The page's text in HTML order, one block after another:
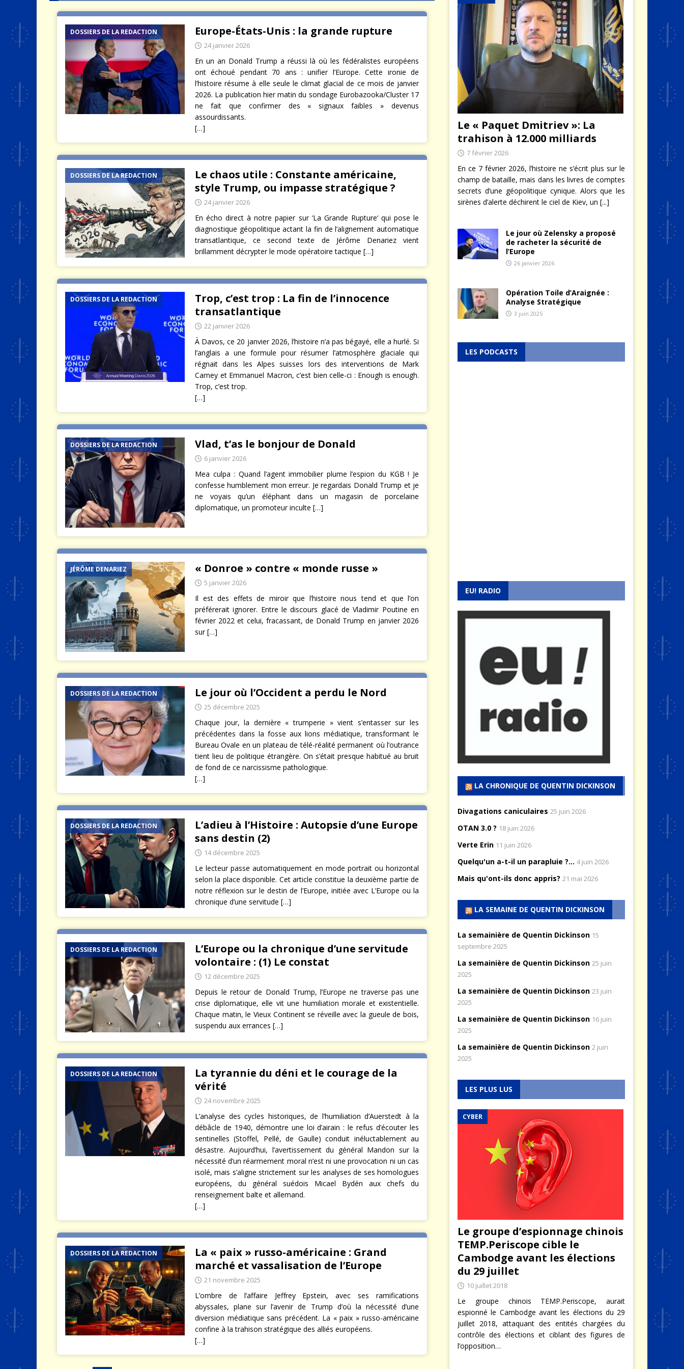
[ 4 août 2026 ] Quand la crise arbitre à notre place JÉRÔME DENARIEZ
DOSSIERS DE LA REDACTION Europe-États-Unis : la grande rupture
24 janvier 2026
En un an Donald Trump a réussi là où les fédéralistes européens
ont échoué pendant 70 ans : unifier l’Europe. Cette ironie de
l’histoire résume à elle seule le climat glacial de ce mois de janvier
2026. La publication hier matin du sondage Eurobazooka/Cluster 17
ne fait que confirmer des « signaux faibles » devenus
assourdissants.
[…]
DOSSIERS DE LA REDACTION
Le chaos utile : Constante américaine,
style Trump, ou impasse stratégique ?
24 janvier 2026
En écho direct à notre papier sur ‘La Grande Rupture‘ qui pose le
diagnostique géopolitique actant la fin de l’alignement automatique
transatlantique, ce second texte de Jérôme Denariez vient
brillamment décrypter le mode opératoire tactique […]
DOSSIERS DE LA REDACTION
Trop, c’est trop : La fin de l’innocence
transatlantique
22 janvier 2026
À Davos, ce 20 janvier 2026, l’histoire n’a pas bégayé, elle a hurlé. Si
l’anglais a une formule pour résumer l’atmosphère glaciale qui
régnait dans les Alpes suisses lors des interventions de Mark
Carney et Emmanuel Macron, c’est bien celle-ci : Enough is enough.
Trop, c’est trop.
[…]
DOSSIERS DE LA REDACTION Vlad, t’as le bonjour de Donald
6 janvier 2026
Mea culpa : Quand l’agent immobilier plume l’espion du KGB ! Je
confesse humblement mon erreur. Je regardais Donald Trump et je
ne voyais qu’un éléphant dans un magasin de porcelaine
diplomatique, un promoteur inculte […]
JÉRÔME DENARIEZ « Donroe » contre « monde russe »
5 janvier 2026
Il est des effets de miroir que l’histoire nous tend et que l’on
préférerait ignorer. Entre le discours glacé de Vladimir Poutine en
février 2022 et celui, fracassant, de Donald Trump en janvier 2026
sur[…]
DOSSIERS DE LA REDACTION Le jour où l’Occident a perdu le Nord
25 décembre 2025
Chaque jour, la dernière « trumperie » vient s’entasser sur les
précédentes dans la fosse aux lions médiatique, transformant le
Bureau Ovale en un plateau de télé-réalité permanent où l’outrance
tient lieu de politique étrangère. On s’était presque habitué au bruit
de fond de ce narcissisme pathologique.
[…]
DOSSIERS DE LA REDACTION
L’adieu à l’Histoire : Autopsie d’une Europe
sans destin (2)
14 décembre 2025
Le lecteur passe automatiquement en mode portrait ou horizontal
selon la place disponible. Cet article constitue la deuxième partie de
notre réflexion sur le destin de l’Europe, initiée avec L’Europe ou la
chronique d’une servitude […]
DOSSIERS DE LA REDACTION
L’Europe ou la chronique d’une servitude
volontaire : (1) Le constat
12 décembre 2025
Depuis le retour de Donald Trump, l’Europe ne traverse pas une
crise diplomatique, elle vit une humiliation morale et existentielle.
Chaque matin, le Vieux Continent se réveille avec la gueule de bois,
suspendu aux errances […]
DOSSIERS DE LA REDACTION
La tyrannie du déni et le courage de la
vérité
24 novembre 2025
L’analyse des cycles historiques, de l’humiliation d’Auerstedt à la
débâcle de 1940, démontre une loi d’airain : le refus d’écouter les
sentinelles (Stoffel, Pellé, de Gaulle) conduit inéluctablement au
désastre. Aujourd’hui, l’avertissement du général Mandon sur la
nécessité d’un réarmement moral n’est ni une provocation ni un cas
isolé, mais s’aligne strictement sur les analyses de ses homologues
européens, du général suédois Micael Bydén aux chefs du
renseignement balte et allemand.
[…]
DOSSIERS DE LA REDACTION
La « paix » russo-américaine : Grand
marché et vassalisation de l’Europe
21 novembre 2025
L’ombre de l’affaire Jeffrey Epstein, avec ses ramifications
abyssales, plane sur l’avenir de Trump d’où la nécessité d’une
diversion médiatique sans précédent. La « paix » russo-américaine
confine à la trahison stratégique des alliés européens.
[…]
Le « Paquet Dmitriev »: La
trahison à 12.000 milliards
7 février 2026
En ce 7 février 2026, l’histoire ne s’écrit plus sur le
champ de bataille, mais dans les livres de comptes
secrets d’une géopolitique cynique. Alors que les
sirènes d’alerte déchirent le ciel de Kiev, un [...]
Le jour où Zelensky a proposé
de racheter la sécurité de
l’Europe
26 janvier 2026
Opération Toile d’Araignée :
Analyse Stratégique
3 juin 2025
LES PODCASTS
EU! RADIO
LA CHRONIQUE DE QUENTIN DICKINSON
Divagations caniculaires 25 juin 2026
OTAN 3.0 ? 18 juin 2026
Verte Erin 11 juin 2026
Quelqu'un a-t-il un parapluie ?... 4 juin 2026
Mais qu'ont-ils donc appris? 21 mai 2026
LA SEMAINE DE QUENTIN DICKINSON
La semainière de Quentin Dickinson 15
septembre 2025
La semainière de Quentin Dickinson 25 juin
2025
La semainière de Quentin Dickinson 23 juin
2025
La semainière de Quentin Dickinson 16 juin
2025
La semainière de Quentin Dickinson 2 juin
2025
LES PLUS LUS
CYBER
Le groupe d’espionnage chinois
TEMP.Periscope cible le
Cambodge avant les élections
du 29 juillet
10 juillet 2018
Le groupe chinois TEMP.Periscope, aurait
espionné le Cambodge avant les élections du 29
juillet 2018, attaquant des entités chargées du
contrôle des élections et ciblant des figures de
l’opposition…